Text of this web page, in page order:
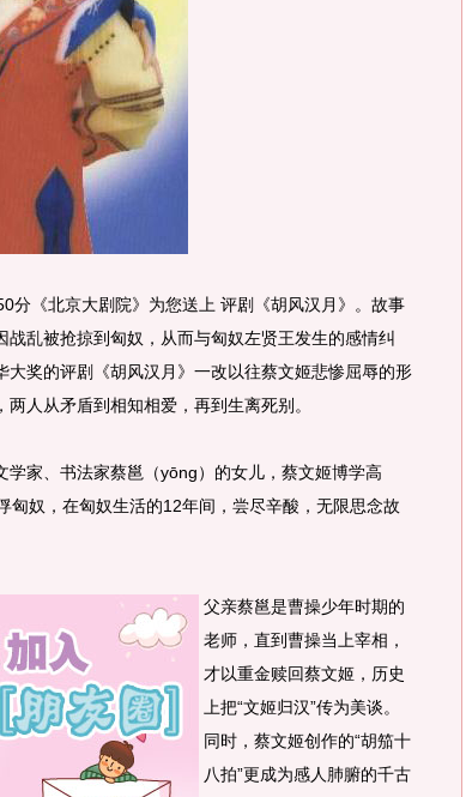
《北京大剧院》为您送上 评剧《胡风汉月》。故事
战乱被抢掠到匈奴，从而与匈奴左贤王发生的感情纠
大奖的评剧《胡风汉月》一改以往蔡文姬悲惨屈辱的形
人从矛盾到相知相爱，再到生离死别。
家、书法家蔡邕（yōng）的女儿，蔡文姬博学高
匈奴，在匈奴生活的12年间，尝尽辛酸，无限思念故
父亲蔡邕是曹操少年时期的
老师，直到曹操当上宰相，
才以重金赎回蔡文姬，历史
上把“文姬归汉”传为美谈。
同时，蔡文姬创作的“胡笳十
八拍”更成为感人肺腑的千古